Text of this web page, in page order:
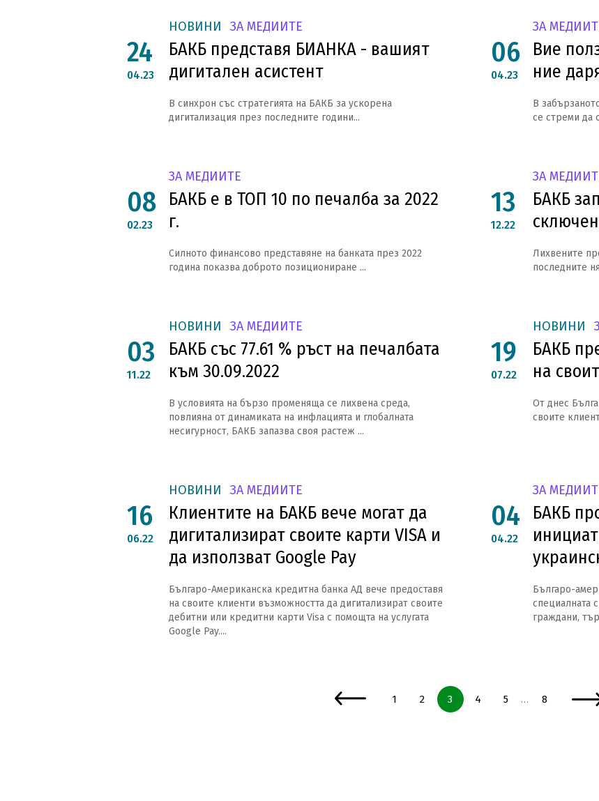
НОВИНИ ЗА МЕДИИТЕ
БАКБ представя БИАНКА - вашият
дигитален асистент
24
04.23
В синхрон със стратегията на БАКБ за ускорена
дигитализация през последните години...
ЗА
Вие
ние
06
04.23
В
се стреми да
ЗА МЕДИИТЕ
БАКБ е в ТОП 10 по печалба за 2022
г.
08
02.23
Силното финансово представяне на банката през 2022
година показва доброто позициониране ...
ЗА
БАКБ
13
12.22
Лихвените
последните
НОВИНИ ЗА МЕДИИТЕ
БАКБ със 77.61 % ръст на печалбата
към 30.09.2022
03
11.22
В условията на бързо променяща се лихвена среда,
повлияна от динамиката на инфлацията и глобалната
несигурност, БАКБ запазва своя растеж ...
НОВИНИ
БАКБ
на
19
07.22
От днес
своите
НОВИНИ ЗА МЕДИИТЕ
Клиентите на БАКБ вече могат да
дигитализират своите карти VISA и
да използват Google Pay
16
06.22
Българо-Американска кредитна банка АД вече предоставя
на своите клиенти възможността да дигитализират своите
дебитни или кредитни карти Visa с помощта на услугата
Google Pay....
ЗА
БАКБ
04
04.22
Българо-
специалната
граждани,
Страница
1 Страница
2 Страница
3 Страница
4 Страница
5 … Страница
8